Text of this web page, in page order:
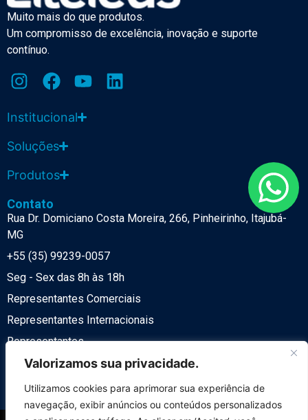
Valorizamos sua privacidade.
Utilizamos cookies para aprimorar sua experiência de
navegação, exibir anúncios ou conteúdos personalizados
Muito mais do que produtos.
Um compromisso de excelência, inovação e suporte
contínuo.
Institucional
Soluções
Produtos
Contato
Rua Dr. Domiciano Costa Moreira, 266, Pinheirinho, Itajubá-
MG
+55 (35) 99239-0057
Seg - Sex das 8h às 18h
Representantes Comerciais
Representantes Internacionais
Representantes
Política de Privacidade
LGPD